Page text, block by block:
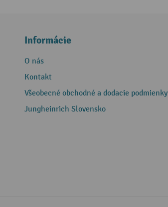
Informácie
O nás
Kontakt
Všeobecné obchodné a dodacie podmienky
Jungheinrich Slovensko